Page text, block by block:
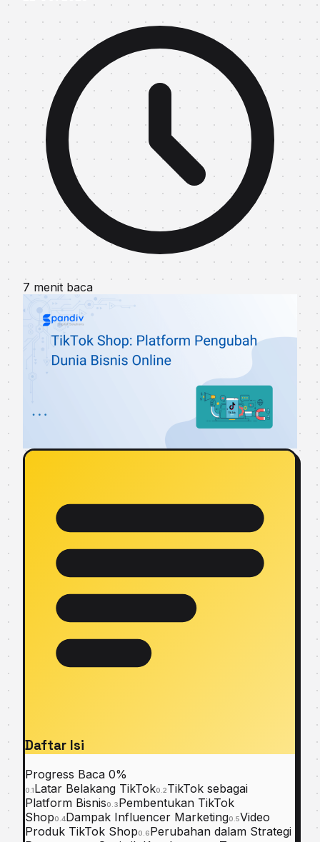
7 menit baca
Daftar Isi
Progress Baca 0%
0.1Latar Belakang TikTok0.2TikTok sebagai
Platform Bisnis0.3Pembentukan TikTok
Shop0.4Dampak Influencer Marketing0.5Video
Produk TikTok Shop0.6Perubahan dalam Strategi